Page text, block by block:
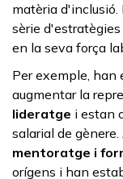
matèria
sèrie
en la seva força
Per exemple, han
augmentar la
lideratge i estan
salarial de
mentoratge i
orígens i han